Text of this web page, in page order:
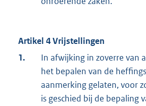
Artikel 4 Vrijstellingen
1.
In afwijking in zoverre van
het bepalen van de
aanmerking gelaten, voor
is geschied bij de bepaling